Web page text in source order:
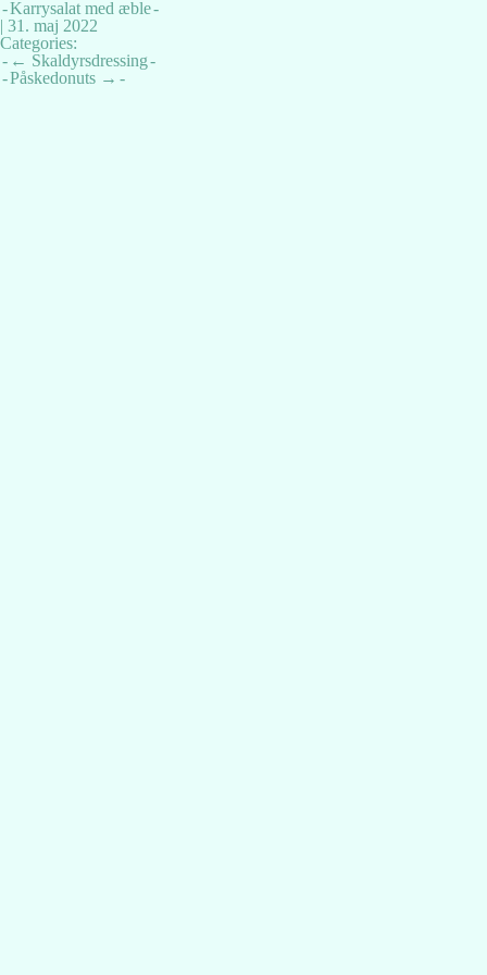
Karrysalat med æble
| 31. maj 2022
Categories:
Indlægsnavigation
← Skaldyrsdressing
Påskedonuts →